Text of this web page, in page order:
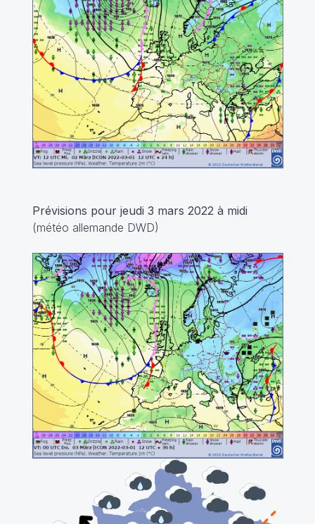
Prévisions pour jeudi 3 mars 2022 à midi
(météo allemande DWD)